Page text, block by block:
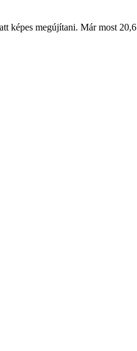
képes megújítani. Már most